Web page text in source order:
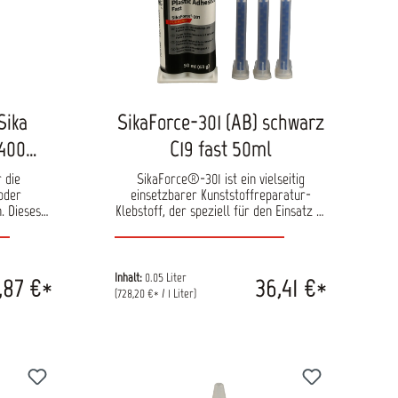
die
Dieses
€*
SikaForce-301 (AB) schwarz
C19 fast 50ml
SikaForce®-301 ist ein vielseitig
einsetzbarer Kunststoffreparatur-
Klebstoff, der speziell für den Einsatz in
eignet sich ideal zur Reparatur von
Verkleben von Kunststoffteilen und -
halterungen, zur Wiederherstellung von
Produkt weniger als 0,1 % monomeres
Diisocyanat, wodurch der Gesundheits-
Inhalt: 0.05 Liter
(728,20 €* / 1 Liter)
36,41 €*